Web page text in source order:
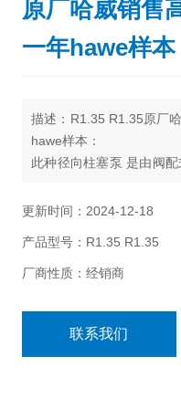
原厂哈威销售
一年hawe样本
描述：R1.35 R1.35原厂
hawe样本：
此种径向柱塞泵 是由阀配
出。 一般情况下驱动是由
更新时间：2024-12-18
产品型号：R1.35 R1.35
厂商性质：经销商
联系我们